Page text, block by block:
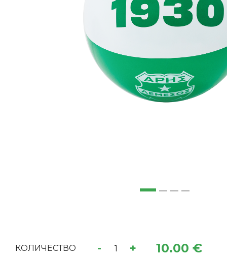
КОЛИЧЕСТВО - + 10.00 €